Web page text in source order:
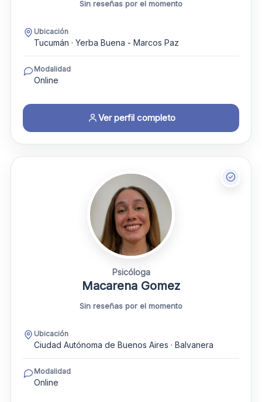
Sin reseñas por el momento
Ubicación
Tucumán · Yerba Buena - Marcos Paz
Modalidad
Online
Ver perfil completo
Psicóloga
Macarena Gomez
Sin reseñas por el momento
Ubicación
Ciudad Autónoma de Buenos Aires · Balvanera
Modalidad
Online